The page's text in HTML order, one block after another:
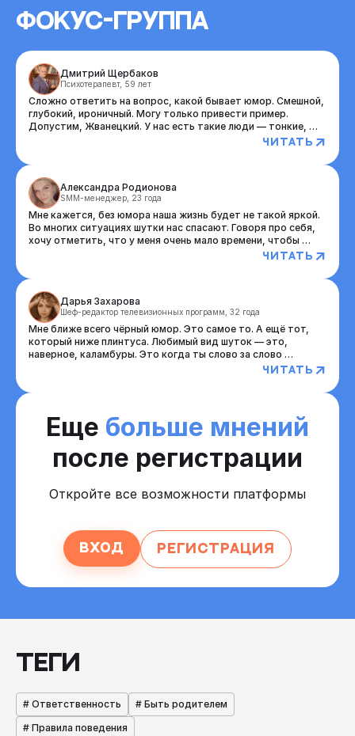
Интересный факт
групп мышц, а сильный хохот напрягает более
диафрагма, лицо, живот и спина, ноги и руки,
зрачки глаз.
ФОКУС-ГРУППА
Дмитрий Щербаков
Психотерапевт, 59 лет
Сложно ответить на вопрос, какой бывает юмор. Смешной,
глубокий, ироничный. Могу только привести пример.
Допустим, Жванецкий. У нас есть такие люди — тонкие,
изящные и правда смешные. Когда они смеются над собой,
Это такое добрый юмор, который не основан на том, что
какой-то другой человек попал в странную, нелепую
ситуацию, и мы смеёмся над ним. Лучше, если мы иронично
смеёмся сами над собой.
Читать
Александра Родионова
SMM-менеджер, 23 года
Мне кажется, без юмора наша жизнь будет не такой яркой.
Во многих ситуациях шутки нас спасают. Говоря про себя,
хочу отметить, что у меня очень мало времени, чтобы
интересненькое, особенно отечественное — а я люблю
русский юмор, — то я могу сходить в кинотеатр
похохотать с друзьями и что-нибудь обсудить.
Зато каждый день я скроллю ленту в VK или других
социальных сетях и смотрю небольшие вырезки стендапов.
Честно, я люблю шутить, но, к сожалению, не так часто
получается делать это качественно и уместно. Конечно, с
каждым человеком так не получится, в основном я шучу
Читать
Дарья Захарова
Шеф-редактор телевизионных программ, 32 года
Мне ближе всего чёрный юмор. Это самое то. А ещё тот,
который ниже плинтуса. Любимый вид шуток — это,
наверное, каламбуры. Это когда ты слово за слово
Читать
Еще больше мнений
после регистрации
Откройте все возможности платформы
Вход Регистрация
ТЕГИ
# Ответственность
# Быть родителем
# Правила поведения